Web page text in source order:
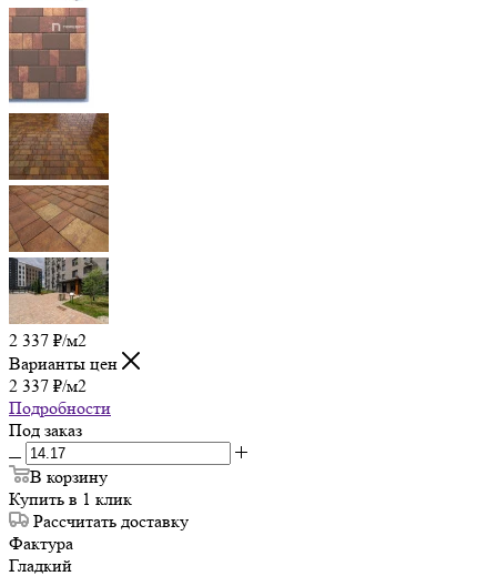
2 337 ₽/м2
Варианты цен
2 337 ₽/м2
Подробности
Под заказ
В корзину
Купить в 1 клик
Рассчитать доставку
Фактура
Гладкий